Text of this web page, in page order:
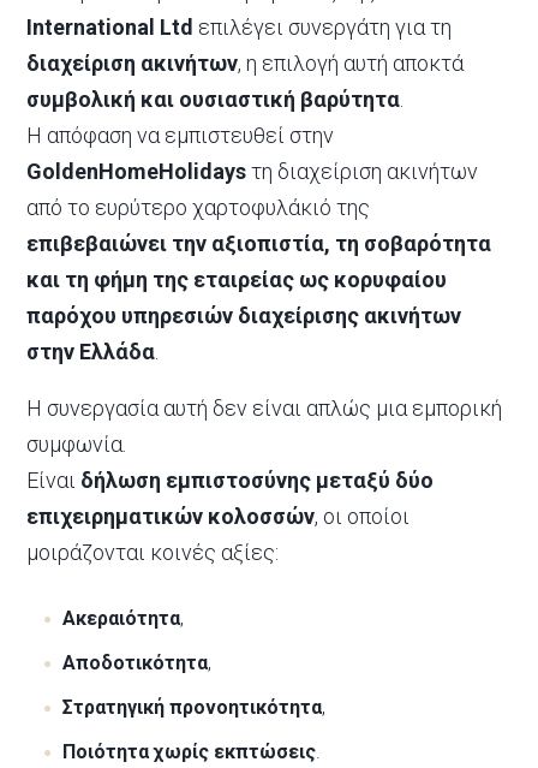
International Ltd επιλέγει συνεργάτη για τη
διαχείριση ακινήτων, η επιλογή αυτή αποκτά
συμβολική και ουσιαστική βαρύτητα.
Η απόφαση να εμπιστευθεί στην
GoldenHomeHolidaysτη διαχείριση ακινήτων
από το ευρύτερο χαρτοφυλάκιό της
επιβεβαιώνει την αξιοπιστία, τη σοβαρότητα
και τη φήμη της εταιρείας ως κορυφαίου
παρόχου υπηρεσιών διαχείρισης ακινήτων
στην Ελλάδα.
Η συνεργασία αυτή δεν είναι απλώς μια εμπορική
συμφωνία.
Είναι δήλωση εμπιστοσύνης μεταξύ δύο
επιχειρηματικών κολοσσών, οι οποίοι
μοιράζονται κοινές αξίες:
Ακεραιότητα,
Αποδοτικότητα,
Στρατηγική προνοητικότητα,
Ποιότητα χωρίς εκπτώσεις.